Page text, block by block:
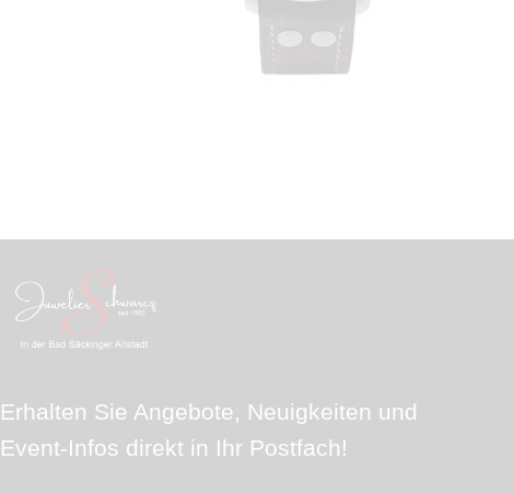
Erhalten Sie Angebote, Neuigkeiten und
Event-Infos direkt in Ihr Postfach!